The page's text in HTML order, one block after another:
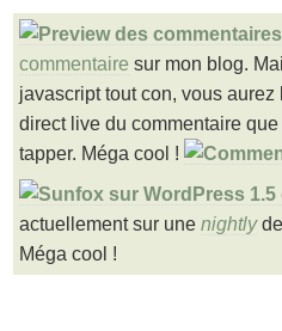
commentaire sur mon blog.
javascript tout con, vous aurez
direct live du commentaire
tapper. Méga cool !
actuellement sur une nightlyde
Méga cool !